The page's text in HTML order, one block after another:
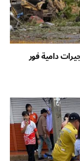
دامية فور